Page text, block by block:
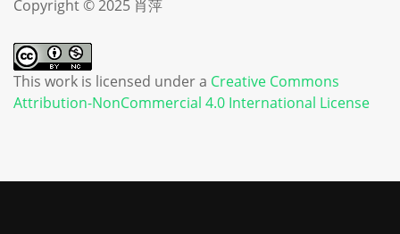
Copyright © 2025 肖萍
This work is licensed under a Creative Commons
Attribution-NonCommercial 4.0 International License